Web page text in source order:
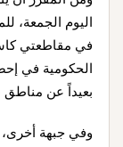
اليوم الجمعة،
في مقاطعتي
الحكومية في
بعيداً عن
وفي جبهة